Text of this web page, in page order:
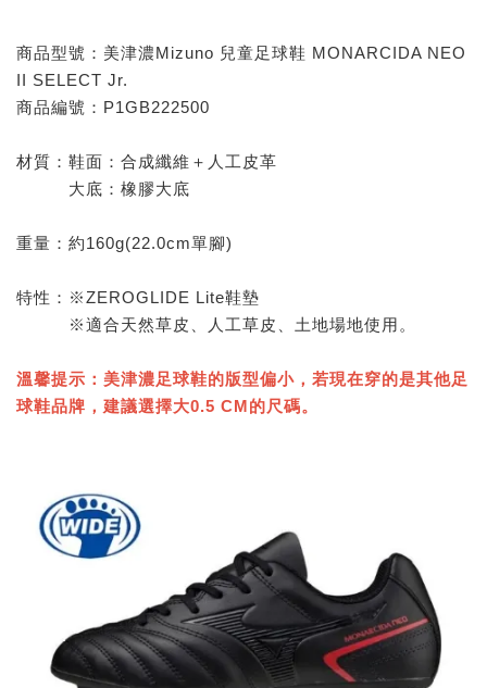
NT$ 770
商品型號：美津濃Mizuno 兒童足球鞋 MONARCIDA NEO
II SELECT Jr.
商品編號：P1GB222500
材質：鞋面：合成纖維＋人工皮革
大底：橡膠大底
重量：約160g(22.0cm單腳)
特性：※ZEROGLIDE Lite鞋墊
※適合天然草皮、人工草皮、土地場地使用。
溫馨提示：美津濃足球鞋的版型偏小，若現在穿的是其他足
球鞋品牌，建議選擇大0.5 CM的尺碼。